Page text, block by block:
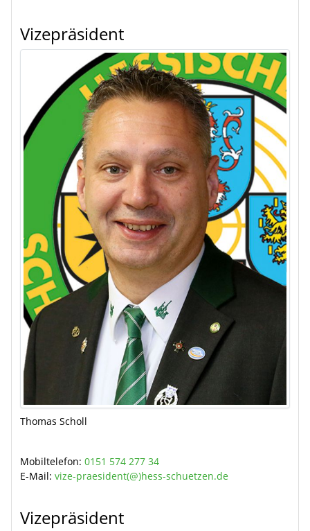
Vizepräsident
Thomas Scholl
Mobiltelefon: 0151 574 277 34
E-Mail: vize-praesident(@)hess-schuetzen.de
Vizepräsident